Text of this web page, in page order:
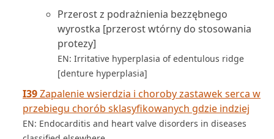
Przerost z podrażnienia bezzębnego
wyrostka [przerost wtórny do stosowania
protezy]
EN: Irritative hyperplasia of edentulous ridge
[denture hyperplasia]
I39Zapalenie wsierdzia i choroby zastawek serca w
przebiegu chorób sklasyfikowanych gdzie indziej
EN: Endocarditis and heart valve disorders in diseases